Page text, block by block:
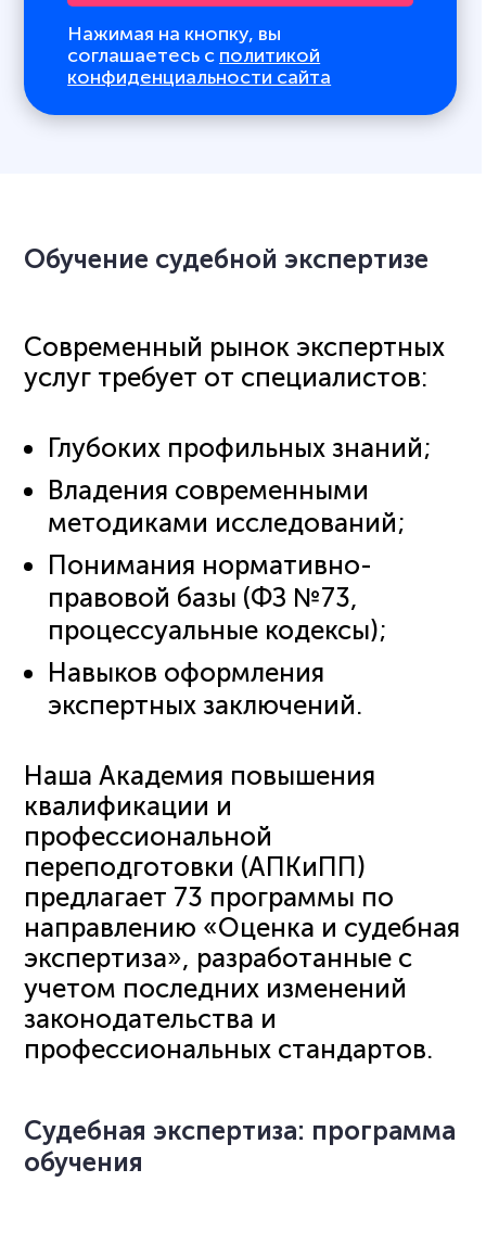
Нажимая на кнопку, вы
соглашаетесь с политикой
конфиденциальности сайта
Обучение судебной экспертизе
Современный рынок экспертных
услуг требует от специалистов:
Глубоких профильных знаний;
Владения современными
методиками исследований;
Понимания нормативно-
правовой базы (ФЗ №73,
процессуальные кодексы);
Навыков оформления
экспертных заключений.
Наша Академия повышения
квалификации и
профессиональной
переподготовки (АПКиПП)
предлагает 73 программы по
направлению «Оценка и судебная
экспертиза», разработанные с
учетом последних изменений
законодательства и
профессиональных стандартов.
Судебная экспертиза: программа
обучения